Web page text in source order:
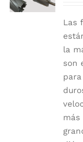
Las
la
son
más